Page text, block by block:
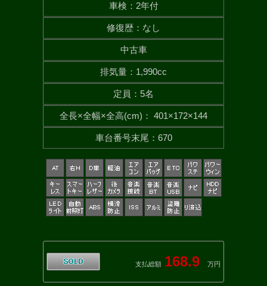
車検 ： 2年付
修復歴 ： なし
中古車
排気量 ： 1,990cc
定員 ： 5名
全長×全幅×全高(cm) ： 401×172×144
車台番号末尾 ： 670
支払総額 168.9 万円